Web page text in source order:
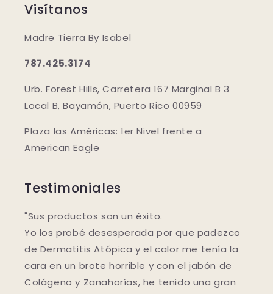
Visítanos
Madre Tierra By Isabel
787.425.3174
Urb. Forest Hills, Carretera 167 Marginal B 3
Local B, Bayamón, Puerto Rico 00959
Plaza las Américas: 1er Nivel frente a
American Eagle
Testimoniales
"Sus productos son un éxito.
Yo los probé desesperada por que padezco
de Dermatitis Atópica y el calor me tenía la
cara en un brote horrible y con el jabón de
Colágeno y Zanahorías, he tenido una gran